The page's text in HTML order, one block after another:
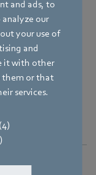
and ads, to
our
your use of
and
it with other
them or that
services.
verlässt ebm-
verlässt ebm-